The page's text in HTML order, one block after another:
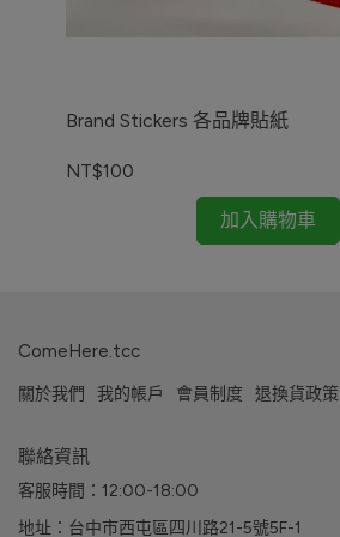
Brand Stickers 各品牌貼紙
NT$100
加入購物車
ComeHere.tcc
關於我們 我的帳戶 會員制度 退換貨政策
聯絡資訊
客服時間：12:00-18:00
地址：台中市西屯區四川路21-5號5F-1